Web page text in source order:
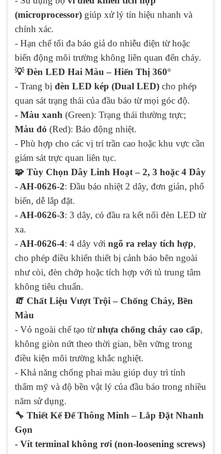
(microprocessor) giúp xử lý tín hiệu nhanh và
chính xác.
- Hạn chế tối đa báo giả do nhiễu điện từ hoặc
biến động môi trường không liên quan đến cháy.
💡 Đèn LED Hai Màu – Hiển Thị 360°
- Trang bị đèn LED kép (Dual LED) cho phép
quan sát trạng thái của đầu báo từ mọi góc độ.
- Màu xanh (Green): Trạng thái thường trực;
Màu đỏ (Red): Báo động nhiệt.
- Phù hợp cho các vị trí trần cao hoặc khu vực cần
giám sát trực quan liên tục.
🧩 Tùy Chọn Dây Linh Hoạt – 2, 3 hoặc 4 Dây
- AH-0626-2: Đầu báo nhiệt 2 dây, đơn giản, phổ
biến, dễ lắp đặt.
- AH-0626-3: 3 dây, có đầu ra kết nối đèn LED từ
xa.
- AH-0626-4: 4 dây với ngõ ra relay tích hợp,
cho phép điều khiển thiết bị cảnh báo bên ngoài
như còi, đèn chớp hoặc tích hợp với tủ trung tâm
không tiêu chuẩn.
🧯 Chất Liệu Vượt Trội – Chống Cháy, Bền
Màu
- Vỏ ngoài chế tạo từnhựa chống cháy cao cấp,
không giòn nứt theo thời gian, bền vững trong
điều kiện môi trường khắc nghiệt.
- Khả năng chống phai màu giúp duy trì tính
thẩm mỹ và độ bền vật lý của đầu báo trong nhiều
năm sử dụng.
🔧 Thiết Kế Đế Thông Minh – Lắp Đặt Nhanh
Gọn
- Vít terminal không rơi (non-loosening screws)